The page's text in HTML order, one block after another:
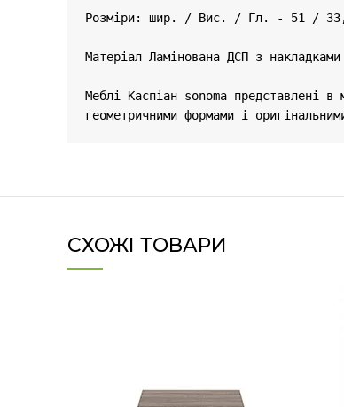
Розміри: шир. / Вис. / Гл. - 51 /
Матеріал Ламінована ДСП з
Меблі Каспіан sonoma представлені
геометричними формами і
СХОЖІ ТОВАРИ